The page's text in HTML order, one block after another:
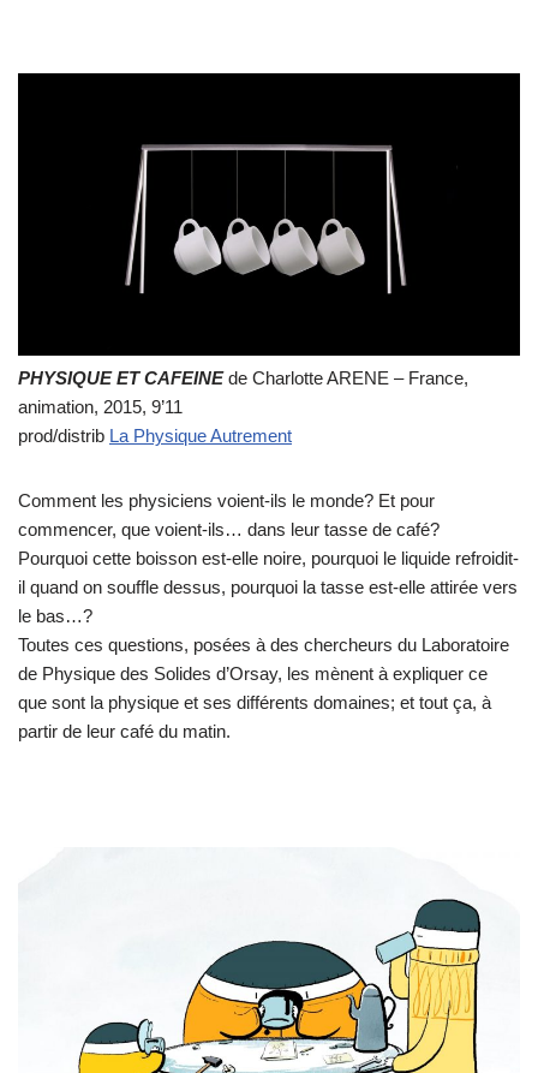
PHYSIQUE ET CAFEINE de Charlotte ARENE – France,
animation, 2015, 9’11
prod/distrib La Physique Autrement
Comment les physiciens voient-ils le monde? Et pour
commencer, que voient-ils… dans leur tasse de café?
Pourquoi cette boisson est-elle noire, pourquoi le liquide refroidit-
il quand on souffle dessus, pourquoi la tasse est-elle attirée vers
le bas…?
Toutes ces questions, posées à des chercheurs du Laboratoire
de Physique des Solides d’Orsay, les mènent à expliquer ce
que sont la physique et ses différents domaines; et tout ça, à
partir de leur café du matin.